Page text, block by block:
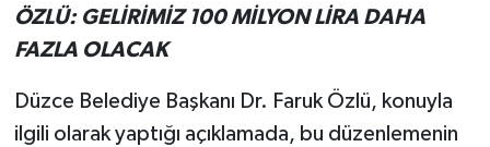
ÖZLÜ: GELİRİMİZ 100 MİLYON LİRA DAHA
FAZLA OLACAK
Düzce Belediye Başkanı Dr. Faruk Özlü, konuyla
ilgili olarak yaptığı açıklamada, bu düzenlemenin